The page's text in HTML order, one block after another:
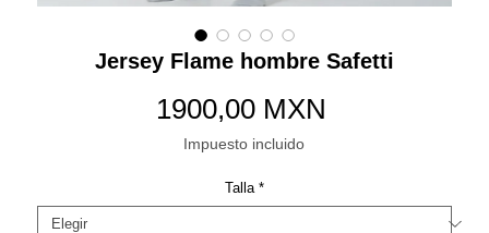
Jersey Flame hombre Safetti
1900,00 MXN
Impuesto incluido
Talla *